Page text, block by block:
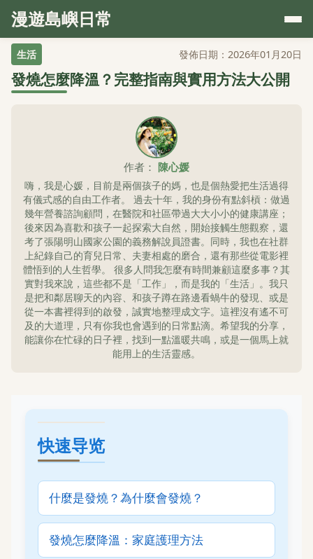
漫遊島嶼日常
生活 發佈日期：2026年01月20日
發燒怎麼降溫？完整指南與實用方法大公開
作者： 陳心媛
嗨，我是心媛，目前是兩個孩子的媽，也是個熱愛把生活過得
有儀式感的自由工作者。 過去十年，我的身份有點斜槓：做過
幾年營養諮詢顧問，在醫院和社區帶過大大小小的健康講座；
後來因為喜歡和孩子一起探索大自然，開始接觸生態觀察，還
考了張陽明山國家公園的義務解說員證書。同時，我也在社群
上紀錄自己的育兒日常、夫妻相處的磨合，還有那些從電影裡
體悟到的人生哲學。 很多人問我怎麼有時間兼顧這麼多事？其
實對我來說，這些都不是「工作」，而是我的「生活」。我只
是把和鄰居聊天的內容、和孩子蹲在路邊看蝸牛的發現、或是
從一本書裡得到的啟發，誠實地整理成文字。這裡沒有遙不可
及的大道理，只有你我也會遇到的日常點滴。希望我的分享，
能讓你在忙碌的日子裡，找到一點溫暖共鳴，或是一個馬上就
能用上的生活靈感。
快速导览
什麼是發燒？為什麼會發燒？
發燒怎麼降溫：家庭護理方法